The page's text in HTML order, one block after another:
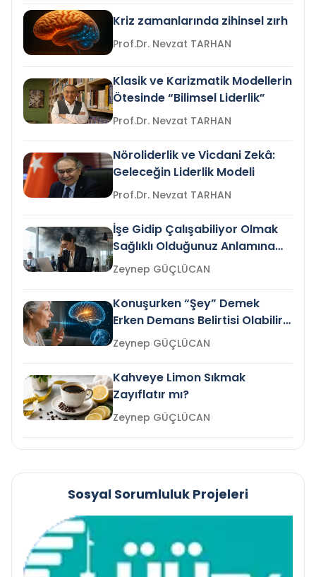
Kriz zamanlarında zihinsel zırh
Prof.Dr. Nevzat TARHAN
Klasik ve Karizmatik Modellerin
Ötesinde “Bilimsel Liderlik”
Prof.Dr. Nevzat TARHAN
Nöroliderlik ve Vicdani Zekâ:
Geleceğin Liderlik Modeli
Prof.Dr. Nevzat TARHAN
İşe Gidip Çalışabiliyor Olmak
Sağlıklı Olduğunuz Anlamına
Gelir mi?Zeynep GÜÇLÜCAN
Konuşurken “Şey” Demek
Erken Demans Belirtisi Olabilir
mi?
Zeynep GÜÇLÜCAN
Kahveye Limon Sıkmak
Zayıflatır mı?
Zeynep GÜÇLÜCAN
Sosyal Sorumluluk Projeleri